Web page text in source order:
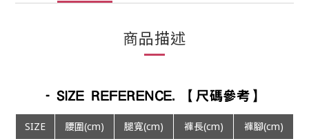
商品描述
SIZE 腰圍(cm) 腿寬(cm) 褲長(cm)
褲腳(cm)